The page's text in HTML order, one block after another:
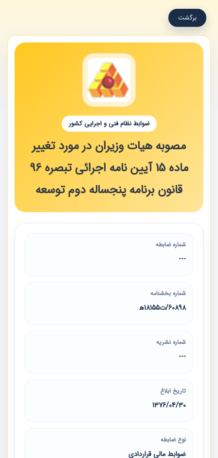
برگشت
ضوابط نظام فنی و اجرایی کشور
مصوبه هیات وزیران در مورد تغییر
ماده 15 آیین نامه اجرائی تبصره 96
قانون برنامه پنجساله دوم توسعه
شماره ضابطه
---
شماره بخشنامه
60898/ت18155ه‍
شماره نشریه
---
تاریخ ابلاغ
1376/04/30
نوع ضابطه
ضوابط مالی قراردادی